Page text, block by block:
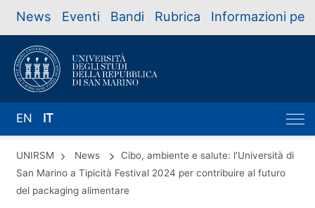
News Eventi Bandi Rubrica Informazioni per
EN IT
UNIRSM News
Cibo, ambiente e salute: l’Università di
San Marino a Tipicità Festival 2024 per contribuire al futuro
del packaging alimentare